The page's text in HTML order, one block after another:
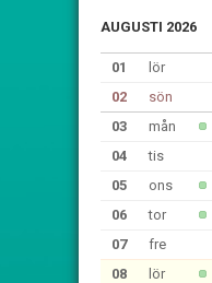
AUGUSTI 2026
01
lör
02
sön
03 mån
04
tis
05
ons
06
tor
07
fre
08
lör